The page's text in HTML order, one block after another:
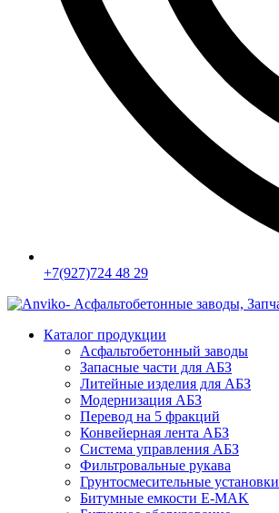
+7(927)724 48 29
Каталог продукции
Асфальтобетонный заводы
Запасные части для АБЗ
Литейные изделия для АБЗ
Модернизация АБЗ
Перевод на 5 фракций
Конвейерная лента АБЗ
Система управления АБЗ
Фильтровальные рукава
Грунтосмесительные установки
Битумные емкости E-MAK